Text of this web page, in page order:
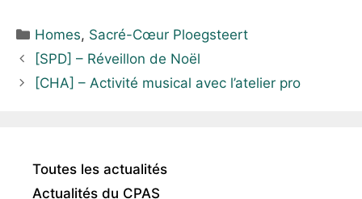
Homes, Sacré-Cœur Ploegsteert
[SPD] – Réveillon de Noël
[CHA] – Activité musical avec l’atelier pro
Toutes les actualités
Actualités du CPAS